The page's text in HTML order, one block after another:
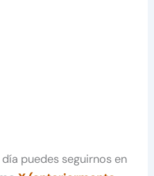
puedes seguirnos en